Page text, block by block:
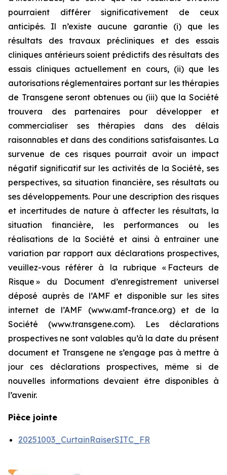
pourraient différer significativement de ceux
anticipés. Il n’existe aucune garantie (i) que les
résultats des travaux précliniques et des essais
cliniques antérieurs soient prédictifs des résultats des
essais cliniques actuellement en cours, (ii) que les
autorisations réglementaires portant sur les thérapies
de Transgene seront obtenues ou (iii) que la Société
trouvera des partenaires pour développer et
commercialiser ses thérapies dans des délais
raisonnables et dans des conditions satisfaisantes. La
survenue de ces risques pourrait avoir un impact
négatif significatif sur les activités de la Société, ses
perspectives, sa situation financière, ses résultats ou
ses développements. Pour une description des risques
et incertitudes de nature à affecter les résultats, la
situation financière, les performances ou les
réalisations de la Société et ainsi à entraîner une
variation par rapport aux déclarations prospectives,
veuillez-vous référer à la rubrique « Facteurs de
Risque » du Document d’enregistrement universel
déposé auprès de l’AMF et disponible sur les sites
internet de l’AMF (www.amf-france.org) et de la
Société (www.transgene.com). Les déclarations
prospectives ne sont valables qu’à la date du présent
document et Transgene ne s’engage pas à mettre à
jour ces déclarations prospectives, même si de
nouvelles informations devaient être disponibles à
l’avenir.
Pièce jointe
20251003_CurtainRaiserSITC_FR